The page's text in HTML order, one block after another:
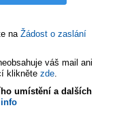
na Žádost o zaslání
váš mail ani
klikněte zde.
umístění a dalších